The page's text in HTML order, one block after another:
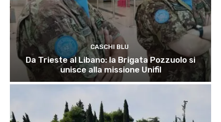
CASCHI BLU
Da Trieste al Libano: la Brigata Pozzuolo si
unisce alla missione Unifil